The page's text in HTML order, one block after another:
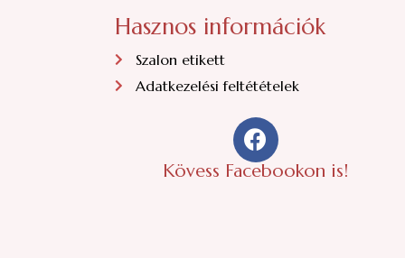
Hasznos információk
Szalon etikett
Adatkezelési feltétételek
a
c
e
Kövess Facebookon is!